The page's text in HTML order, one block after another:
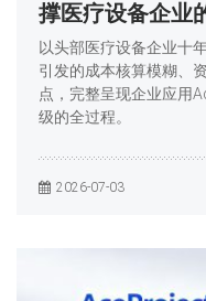
撑医疗设备企业
以头部医疗设备企业十
引发的成本核算模糊、
点，完整呈现企业应用
级的全过程。
2026-07-03